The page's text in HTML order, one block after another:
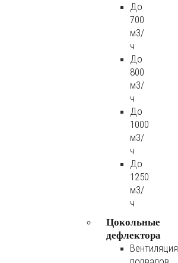
До
700
м3/
ч
До
800
м3/
ч
До
1000
м3/
ч
До
1250
м3/
ч
Цокольные
дефлектора
Вентиляция